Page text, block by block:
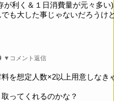
が利く＆１日消費量が元々多い
も大した事じゃないだろうけ
▼コメント返信
を想定人数×2以上用意しなき
ってくれるのかな？